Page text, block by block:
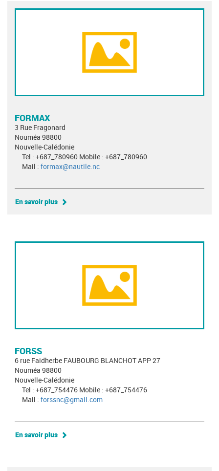
FORMAX
3 Rue Fragonard
Nouméa 98800
Nouvelle-Calédonie
Tel : +687_780960 Mobile : +687_780960
Mail : formax@nautile.nc
En savoir plus
FORSS
6 rue Faidherbe FAUBOURG BLANCHOT APP 27
Nouméa 98800
Nouvelle-Calédonie
Tel : +687_754476 Mobile : +687_754476
Mail : forssnc@gmail.com
En savoir plus